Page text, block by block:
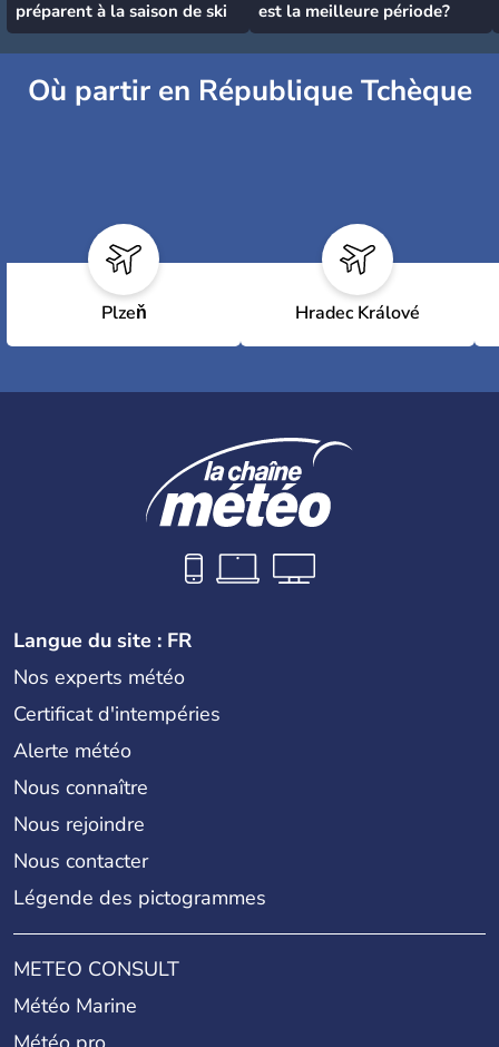
préparent à la saison de ski
est la meilleure période?
Où partir en République Tchèque
Plzeň Hradec Králové
Langue du site : FR
Nos experts météo
Certificat d'intempéries
Alerte météo
Nous connaître
Nous rejoindre
Nous contacter
Légende des pictogrammes
METEO CONSULT
Météo Marine